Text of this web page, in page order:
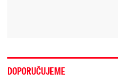
DOPORUČUJEME